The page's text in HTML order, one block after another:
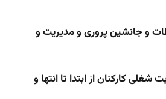
و جانشین پروری و مدیریت و
کارکنان از ابتدا تا انتها و